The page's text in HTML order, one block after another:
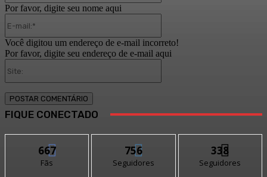
Por favor, digite seu nome aqui
Você digitou um endereço de e-mail incorreto!
Por favor, digite seu endereço de e-mail aqui
FIQUE CONECTADO
667
Fãs
756
Seguidores
338
Seguidores